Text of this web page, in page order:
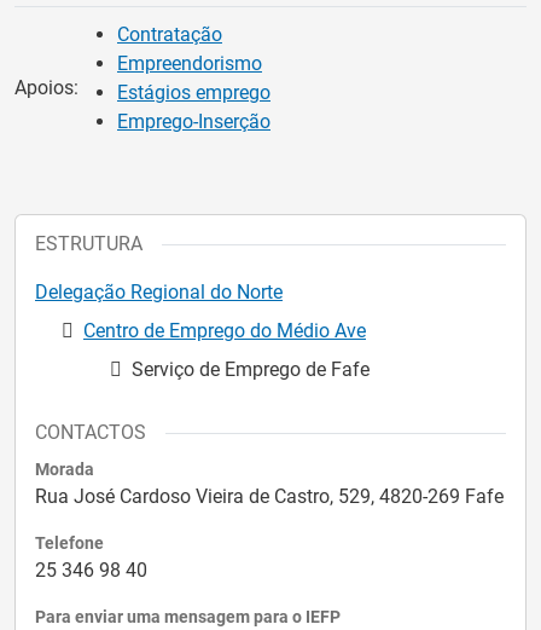
Apoios:
Contratação
Empreendorismo
Estágios emprego
Emprego-Inserção
ESTRUTURA
Delegação Regional do Norte
Centro de Emprego do Médio Ave
Serviço de Emprego de Fafe
CONTACTOS
Morada
Rua José Cardoso Vieira de Castro, 529, 4820-269 Fafe
Telefone
25 346 98 40
Para enviar uma mensagem para o IEFP